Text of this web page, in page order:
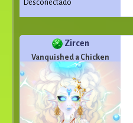
Desconectado
Zircen
Vanquished a Chicken